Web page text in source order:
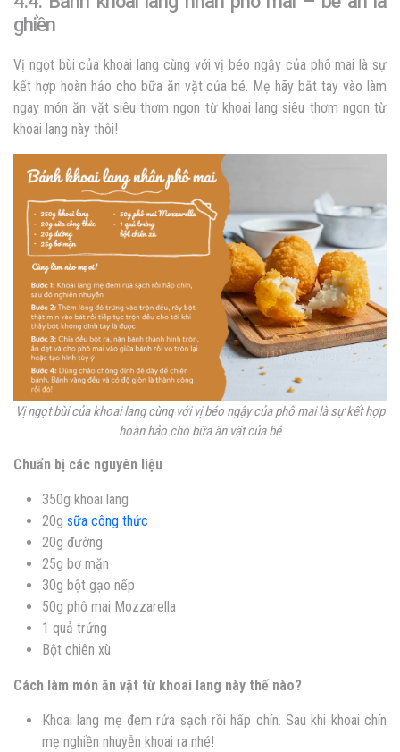
ghiền
Vị ngọt bùi của khoai lang cùng với vị béo ngậy của phô mai là sự
kết hợp hoàn hảo cho bữa ăn vặt của bé. Mẹ hãy bắt tay vào làm
ngay món ăn vặt siêu thơm ngon từ khoai lang siêu thơm ngon từ
khoai lang này thôi!
Vị ngọt bùi của khoai lang cùng với vị béo ngậy của phô mai là sự kết hợp
hoàn hảo cho bữa ăn vặt của bé
Chuẩn bị các nguyên liệu
350g khoai lang
20g sữa công thức
20g đường
25g bơ mặn
30g bột gạo nếp
50g phô mai Mozzarella
1 quả trứng
Bột chiên xù
Cách làm món ăn vặt từ khoai lang này thế nào?
Khoai lang mẹ đem rửa sạch rồi hấp chín. Sau khi khoai chín
mẹ nghiền nhuyễn khoai ra nhé!